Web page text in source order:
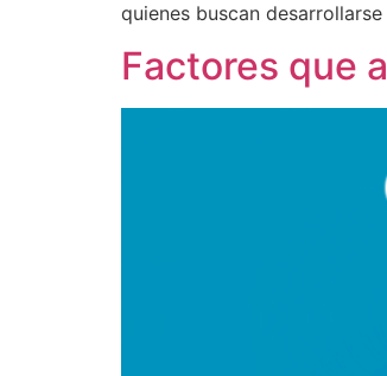
quienes buscan
Factores que